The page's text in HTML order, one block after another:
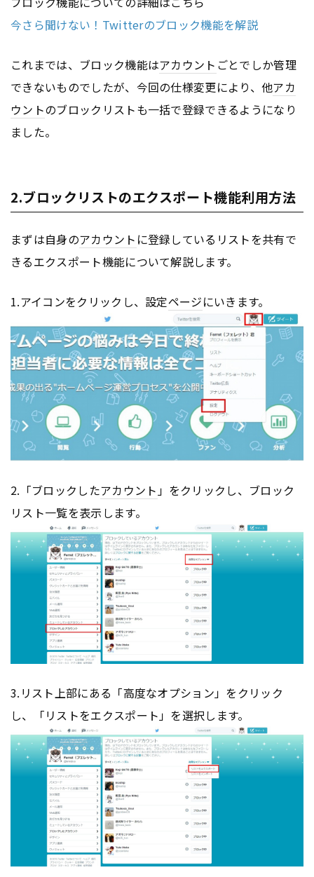
今さら聞けない！Twitterのブロック機能を解説
これまでは、ブロック機能はアカウント ごとでしか管理
できないものでしたが、今回の仕様変更により、他アカ
ウントのブロックリストも一括で登録できるようになり
ました。
2.ブロックリストのエクスポート機能利用方法
まずは自身のアカウント に登録しているリストを共有で
きるエクスポート機能について解説します。
1.アイコンをクリックし、設定ページにいきます。
2.「ブロックしたアカウント」をクリックし、ブロック
リスト一覧を表示します。
3.リスト上部にある「高度なオプション」をクリック
し、「リストをエクスポート」を選択します。